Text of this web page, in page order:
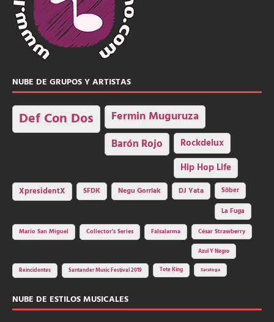
NUBE DE GRUPOS Y ARTISTAS
Def Con Dos Fermin Muguruza
Barón Rojo Rockdelux
Hip Hop Life
XpresidentX SFDK Negu Gorriak DJ Yata
Sôber
La Fuga
Mario San Miguel
Collector's Series Falsalarma César Strawberry
Azul Y Negro
Reincidentes Santander Music Festival 2019 Tote King Saratoga
NUBE DE ESTILOS MUSICALES